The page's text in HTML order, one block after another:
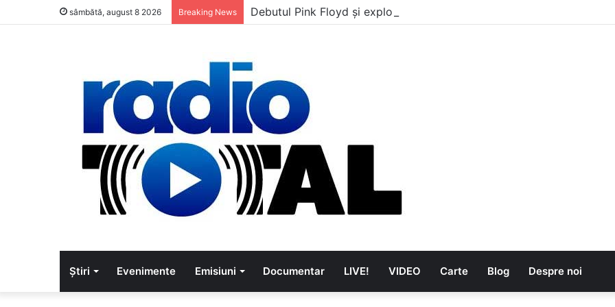
sâmbătă, august 8 2026 Breaking News Debutul Pink Floyd și explozia The Kinks
Știri Evenimente Emisiuni Documentar LIVE! VIDEO Carte Blog Despre noi